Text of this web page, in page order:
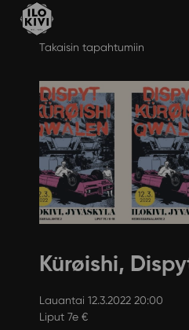
Takaisin tapahtumiin
Kürøishi,
Lauantai 12.3.2022 20:00
Liput 7e €